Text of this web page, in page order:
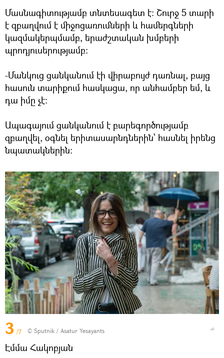
Մասնագիտությամբ տնտեսագետ է: Շուրջ 5 տարի
է զբաղվում է միջոցառումների և համերգների
կազմակերպմամբ, երաժշտական խմբերի
պրոդյուսերությամբ:
-Մանկուց ցանկանում էի վիրաբույժ դառնալ, բայց
հասուն տարիքում հասկացա, որ անհամբեր եմ, և
դա իմը չէ:
Ապագայում ցանկանում է բարեգործությամբ
զբաղվել, օգնել երիտասարնդներին՝ հասնել իրենց
նպատակներին:
3 /7 © Sputnik / Asatur Yesayants
Էմմա Հակոբյան